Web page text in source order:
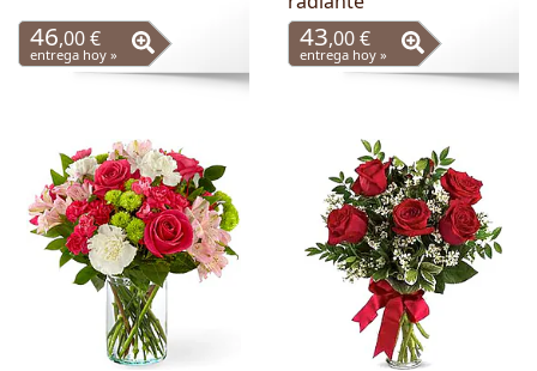
46,00 €
entrega hoy »
43,00 €
entrega hoy »